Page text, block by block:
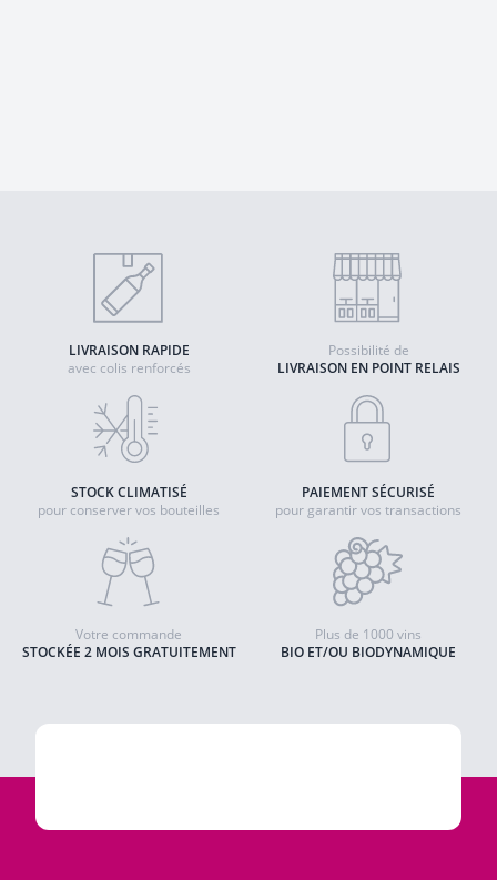
LIVRAISON RAPIDE
avec colis renforcés
LIVRAISON EN POINT RELAIS
Possibilité de
STOCK CLIMATISÉ
pour conserver vos bouteilles
PAIEMENT SÉCURISÉ
pour garantir vos transactions
STOCKÉE 2 MOIS GRATUITEMENT
Votre commande
BIO ET/OU BIODYNAMIQUE
Plus de 1000 vins